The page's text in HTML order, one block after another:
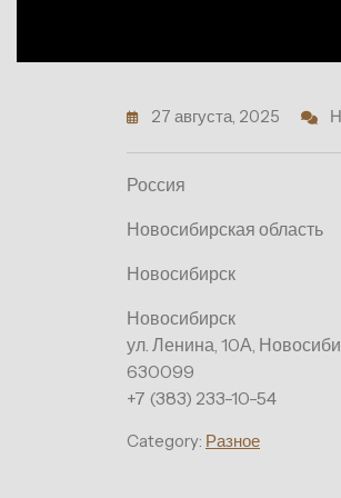
27 августа, 2025
Россия
Новосибирская область
Новосибирск
Новосибирск
ул. Ленина, 10А,
630099
+7 (383) 233-10-54
Category: Разное